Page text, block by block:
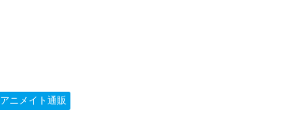
アニメイト通販